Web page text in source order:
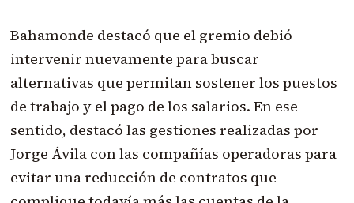
Bahamonde destacó que el gremio debió
intervenir nuevamente para buscar
alternativas que permitan sostener los puestos
de trabajo y el pago de los salarios. En ese
sentido, destacó las gestiones realizadas por
Jorge Ávila con las compañías operadoras para
evitar una reducción de contratos que